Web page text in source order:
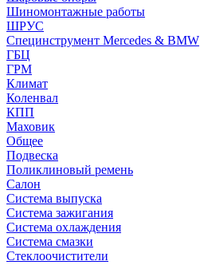
Шиномонтажные работы
ШРУС
Специнструмент Mercedes & BMW
ГБЦ
ГРМ
Климат
Коленвал
КПП
Маховик
Общее
Подвеска
Поликлиновый ремень
Салон
Система выпуска
Система зажигания
Система охлаждения
Система смазки
Стеклоочистители